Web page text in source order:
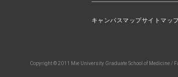
キャンパスマップサイトマッ
Copyright © 2011 Mie University Graduate School of Medicine /